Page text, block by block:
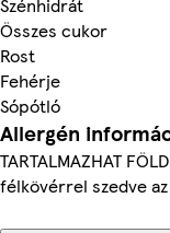
Összes cukor
Rost
Fehérje
Sópótló
Allergén
TARTALMAZHAT
félkövérrel szedve